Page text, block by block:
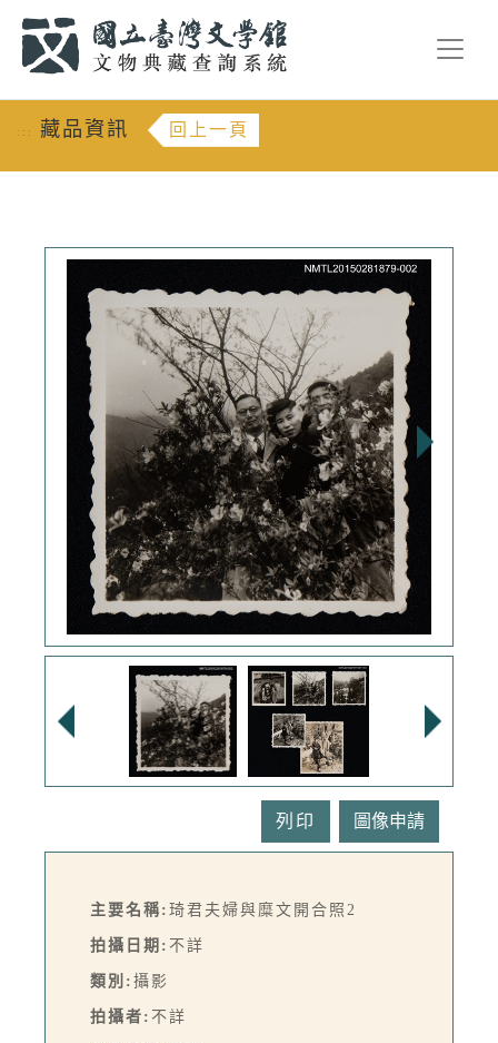
::: 藏品資訊 回上一頁
列印
主要名稱: 琦君夫婦與糜文開合照2
拍攝日期: 不詳
類別: 攝影
拍攝者: 不詳